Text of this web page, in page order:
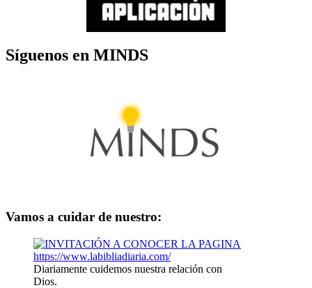
Síguenos en MINDS
Vamos a cuidar de nuestro:
Diariamente cuidemos nuestra relación con
Dios.